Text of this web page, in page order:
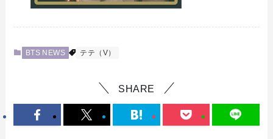
BTS NEWS テテ（V）
SHARE